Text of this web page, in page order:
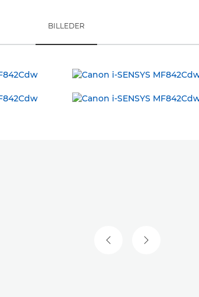
BILLEDER
FORRIGE SLIDE
NÆSTE